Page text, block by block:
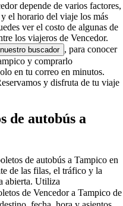
depende de varios factores,
el horario del viaje los más
ver el costo de algunas de
los viajeros de Vencedor.
nuestro buscador , para conocer
y comprarlo
en tu correo en minutos.
y disfruta de tu viaje
de autobús a
de autobús a Tampico en
de las filas, el tráfico y la
abierta. Utiliza
de Vencedor a Tampico de